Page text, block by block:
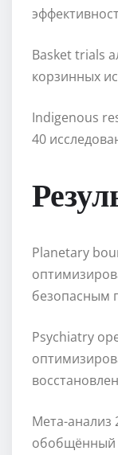
Basket trials
корзинных
Indigenous
40
Planetary
безопасным
Psychiatry
Мета-анализ
обобщённый